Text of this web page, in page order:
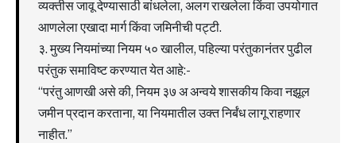
व्यक्तीस जावू देण्यासाठी बांधलेला, अलग राखलेला किंवा उपयोगात
आणलेला एखादा मार्ग किंवा जमिनीची पट्टी.
३. मुख्य नियमांच्या नियम ५० खालील, पहिल्या परंतुकानंतर पुढील
परंतुक समाविष्ट करण्यात येत आहे:-
“परंतु आणखी असे की, नियम ३७ अ अन्वये शासकीय किवा नझूल
जमीन प्रदान करताना, या नियमातील उक्त निर्बंध लागू राहणार
नाहीत.”